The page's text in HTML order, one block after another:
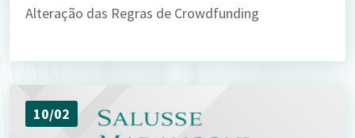
Alteração das Regras de Crowdfunding
10/02